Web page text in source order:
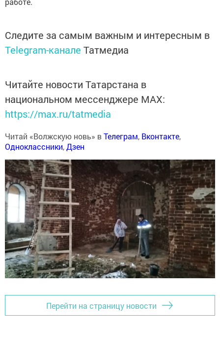
Следите за самым важным и интересным в
Telegram-канале Татмедиа
Читайте новости Татарстана в
национальном мессенджере MАХ:
https://max.ru/tatmedia
Читай «Волжскую новь» вТелеграм, Вконтакте,
Одноклассники,Дзен
Перейти на страницу новости